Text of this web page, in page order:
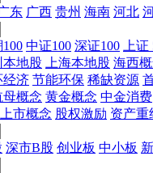
东 广西 贵州 海南 河北
100 中证100 深证100 上证
本地股 上海本地股 海西
经济 节能环保 稀缺资源
母概念 黄金概念 中金消费
市概念 股权激励 资产重
深市B股 创业板 中小板